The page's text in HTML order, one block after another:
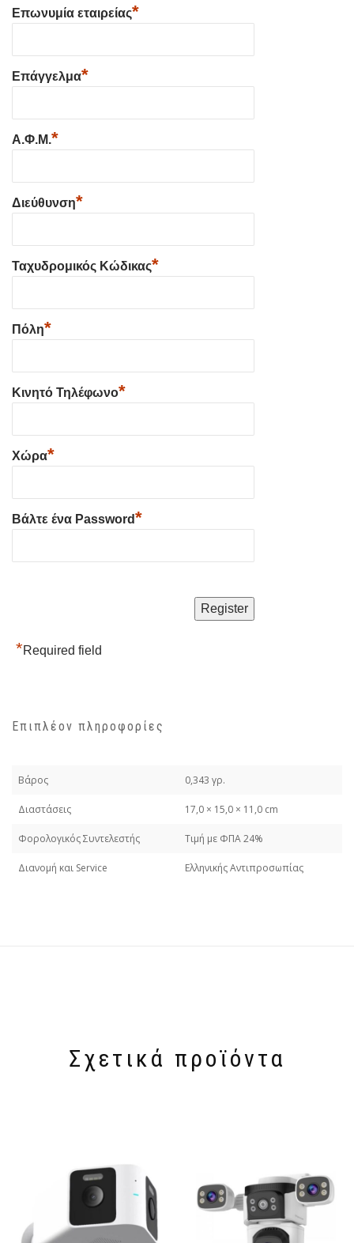
Επωνυμία εταιρείας*
Επάγγελμα*
Α.Φ.Μ.*
Διεύθυνση*
Ταχυδρομικός Κώδικας*
Πόλη*
Κινητό Τηλέφωνο*
Χώρα*
Βάλτε ένα Password*
*Required field
Επιπλέον πληροφορίες
Βάρος 0,343 γρ.
Διαστάσεις 17,0 × 15,0 × 11,0 cm
Φορολογικός Συντελεστής Τιμή με ΦΠΑ 24%
Διανομή και Service Ελληνικής Αντιπροσωπίας
Σχετικά προϊόντα